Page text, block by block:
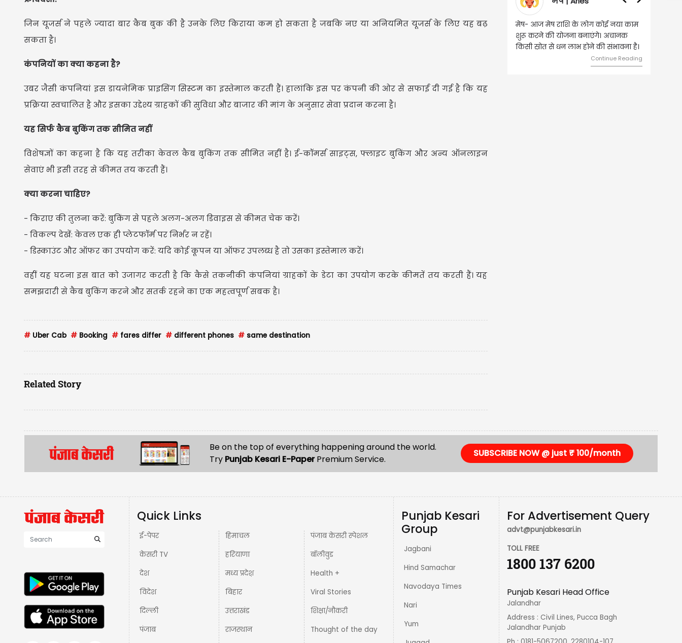
जिन यूजर्स ने पहले ज्यादा बार कैब बुक की है उनके लिए किराया कम हो सकता है जबकि नए या अनियमित यूजर्स के लिए यह बढ़
सकता है।
कंपनियों का क्या कहना है?
उबर जैसी कंपनियां इस डायनेमिक प्राइसिंग सिस्टम का इस्तेमाल करती हैं। हालांकि इस पर कंपनी की ओर से सफाई दी गई है कि यह
प्रक्रिया स्वचालित है और इसका उद्देश्य ग्राहकों की सुविधा और बाजार की मांग के अनुसार सेवा प्रदान करना है।
यह सिर्फ कैब बुकिंग तक सीमित नहीं
विशेषज्ञों का कहना है कि यह तरीका केवल कैब बुकिंग तक सीमित नहीं है। ई-कॉमर्स साइट्स, फ्लाइट बुकिंग और अन्य ऑनलाइन
सेवाएं भी इसी तरह से कीमत तय करती हैं।
क्या करना चाहिए?
- किराए की तुलना करें: बुकिंग से पहले अलग-अलग डिवाइस से कीमत चेक करें।
- विकल्प देखें: केवल एक ही प्लेटफॉर्म पर निर्भर न रहें।
- डिस्काउंट और ऑफर का उपयोग करें: यदि कोई कूपन या ऑफर उपलब्ध है तो उसका इस्तेमाल करें।
वहीं यह घटना इस बात को उजागर करती है कि कैसे तकनीकी कंपनियां ग्राहकों के डेटा का उपयोग करके कीमतें तय करती हैं। यह
समझदारी से कैब बुकिंग करने और सतर्क रहने का एक महत्वपूर्ण सबक है।
# Uber Cab # Booking # fares differ # different phones # same destination
Related Story
मेष- आज मेष राशि के लोग कोई नया काम
शुरू करने की योजना बनाएंगे। अचानक
किसी स्रोत से धन लाभ होने की संभावना है।
वृष - आज ऐसे व्यक्ति से मुलाकात
जिससे भविष्य में बड़े फायदे हो
दांपत्य जीवन में मधुरता बनी रहेगी।
Be on the top of everything happening around the world.
Try Punjab Kesari E-PaperPremium Service.
SUBSCRIBE NOW @ just ₹ 100/month
Quick Links
ई-पेपर
केसरी TV
देश
विदेश
दिल्ली
पंजाब
हिमाचल
हरियाणा
मध्य प्रदेश़
बिहार
उत्तराखंड
राजस्थान
पंजाब केसरी स्पेशल
बॉलीवुड
Health +
Viral Stories
शिक्षा/नौकरी
Thought of the day
Punjab Kesari
Group
Jagbani
Hind Samachar
Navodaya Times
Nari
Yum
For Advertisement Query
advt@punjabkesari.in
TOLL FREE
1800 137 6200
Punjab Kesari Head Office
Jalandhar
Address : Civil Lines, Pucca Bagh
Jalandhar Punjab